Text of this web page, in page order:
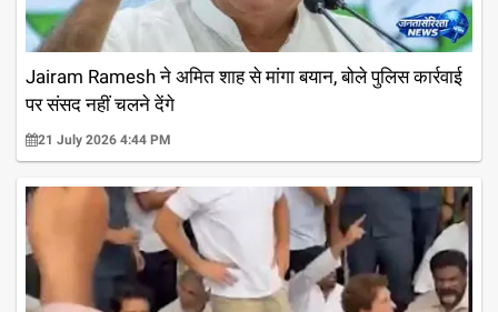
Jairam Ramesh ने अमित शाह से मांगा बयान, बोले पुलिस कार्रवाई
पर संसद नहीं चलने देंगे
21 July 2026 4:44 PM